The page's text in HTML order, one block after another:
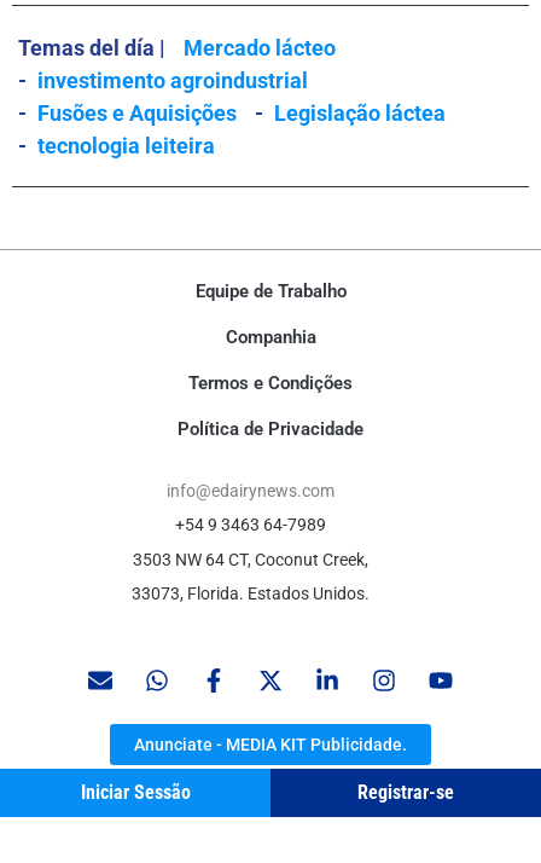
Temas del día |
Mercado lácteo
- investimento agroindustrial
- Fusões e Aquisições - Legislação láctea
- tecnologia leiteira
Iniciar Sessão Registrar-se
Equipe de Trabalho
Companhia
Termos e Condições
Política de Privacidade
info@edairynews.com
+54 9 3463 64-7989
3503 NW 64 CT, Coconut Creek,
33073, Florida. Estados Unidos.
Anunciate - MEDIA KIT Publicidade.